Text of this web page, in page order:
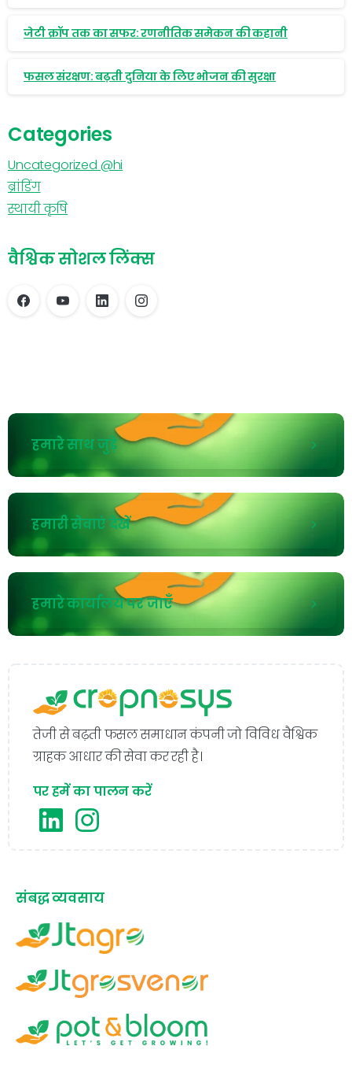
जेटी क्रॉप तक का सफर: रणनीतिक समेकन की कहानी
फसल संरक्षण: बढ़ती दुनिया के लिए भोजन की सुरक्षा
Categories
Uncategorized @hi
ब्रांडिंग
स्थायी कृषि
वैश्विक सोशल लिंक्स
हमारे साथ जुड़े
हमारी सेवाएं देखें
हमारे कार्यालय पर जाएँ
तेजी से बढ़ती फसल समाधान कंपनी जो विविध वैश्विक
ग्राहक आधार की सेवा कर रही है।
पर हमें का पालन करें
संबद्ध व्यवसाय